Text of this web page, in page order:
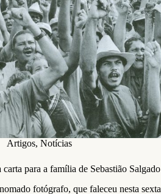
Artigos,Notícias
carta para a família de Sebastião Salgado
fotógrafo, que faleceu nesta sexta